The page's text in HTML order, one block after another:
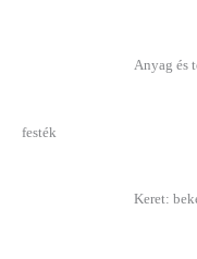
Anyag és
festék
Keret: